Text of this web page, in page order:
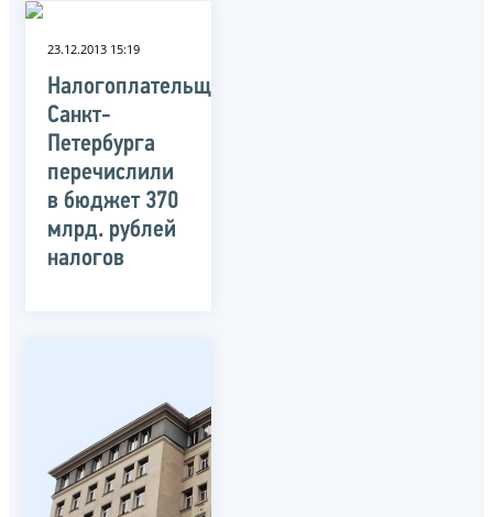
23.12.2013 15:19
Налогоплательщики
Санкт-
Петербурга
перечислили
в бюджет 370
млрд. рублей
налогов